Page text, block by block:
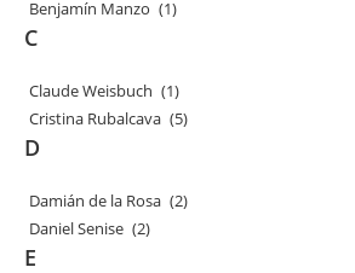
Benjamín Manzo (1)
C
Claude Weisbuch (1)
Cristina Rubalcava (5)
D
Damián de la Rosa (2)
Daniel Senise (2)
E